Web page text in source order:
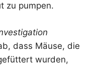
zu pumpen.
dass Mäuse, die
wurden,